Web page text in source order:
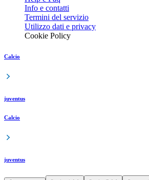
Info e contatti
Termini del servizio
Utilizzo dati e privacy
Cookie Policy
Calcio
juventus
Calcio
juventus